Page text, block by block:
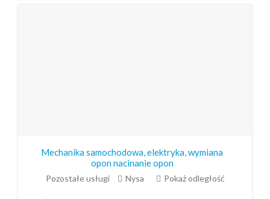
Mechanika samochodowa, elektryka, wymiana
opon nacinanie opon
Pozostałe usługi Nysa Pokaż odległość